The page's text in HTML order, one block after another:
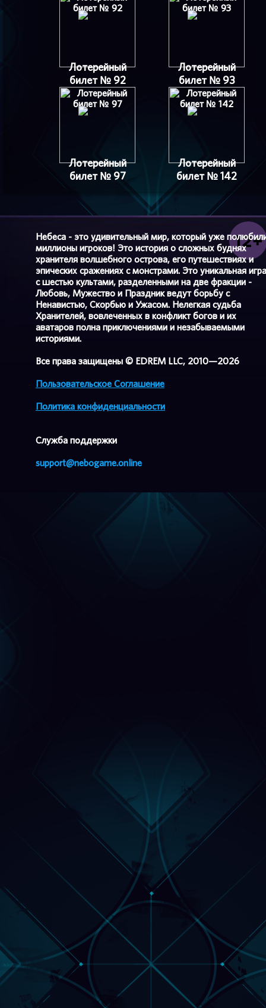
Лотерейный
билет № 92
Лотерейный
билет № 93
Лотерейный
билет № 97
Лотерейный
билет № 142
Небеса - это удивительный мир, который уже
миллионы игроков! Это история о сложных буднях
хранителя волшебного острова, его путешествиях и
эпических сражениях с монстрами. Это уникальная игра
с шестью культами, разделенными на две фракции -
Любовь, Мужество и Праздник ведут борьбу с
Ненавистью, Скорбью и Ужасом. Нелегкая судьба
Хранителей, вовлеченных в конфликт богов и их
аватаров полна приключениями и незабываемыми
историями.
Все права защищены © EDREM LLC, 2010—2026
Пользовательское Соглашение
Политика конфиденциальности
Cлужба поддержки
support@nebogame.online